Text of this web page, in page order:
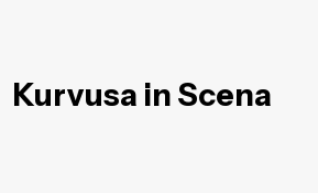
Kurvusa in Scena